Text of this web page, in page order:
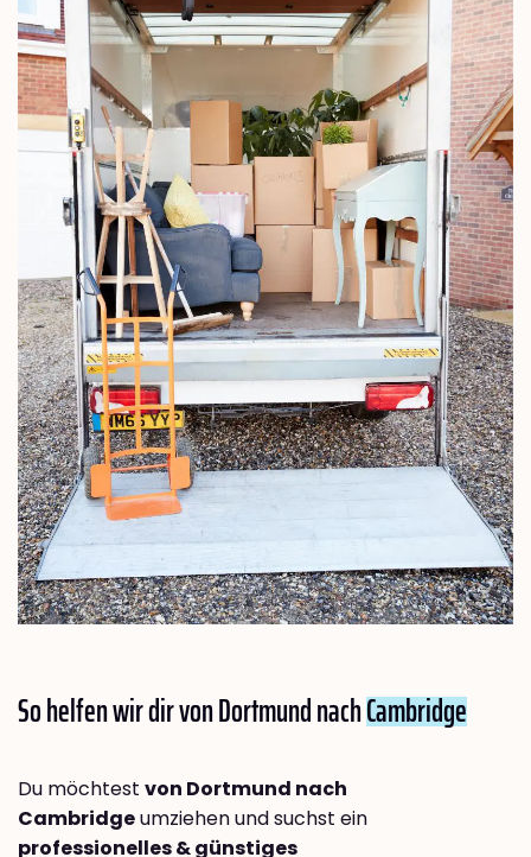
So helfen wir dir von Dortmund nachCambridge
Du möchtest von Dortmund nach
Cambridgeumziehen und suchst ein
professionelles & günstiges